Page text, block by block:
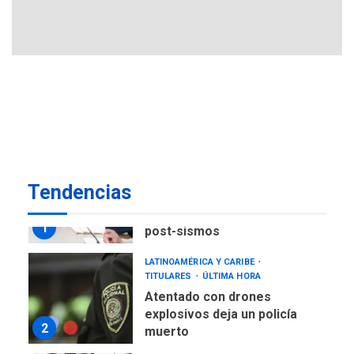
Tendencias
1
post-sismos
2
LATINOAMÉRICA Y CARIBE
TITULARES
ÚLTIMA HORA
Atentado con drones
explosivos deja un policía
muerto